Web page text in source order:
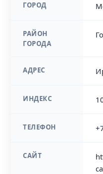
ГОРОД
РАЙОН
ГОРОДА
АДРЕС
ИНДЕКС
ТЕЛЕФОН
САЙТ